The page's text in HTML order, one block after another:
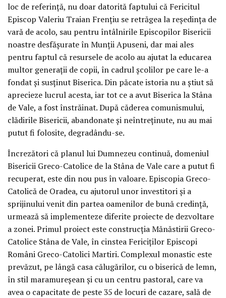
loc de referință, nu doar datorită faptului că Fericitul
Episcop Valeriu Traian Frențiu se retrăgea la reședința de
vară de acolo, sau pentru întâlnirile Episcopilor Bisericii
noastre desfășurate în Munții Apuseni, dar mai ales
pentru faptul că resursele de acolo au ajutat la educarea
multor generații de copii, în cadrul școlilor pe care le-a
fondat și susținut Biserica. Din păcate istoria nu a știut să
aprecieze lucrul acesta, iar tot ce a avut Biserica la Stâna
de Vale, a fost înstrăinat. După căderea comunismului,
clădirile Bisericii, abandonate și neîntreținute, nu au mai
putut fi folosite, degradându-se.
Încrezători că planul lui Dumnezeu continuă, domeniul
Bisericii Greco-Catolice de la Stâna de Vale care a putut fi
recuperat, este din nou pus în valoare. Episcopia Greco-
Catolică de Oradea, cu ajutorul unor investitori și a
sprijinului venit din partea oamenilor de bună credință,
urmează să implementeze diferite proiecte de dezvoltare
a zonei. Primul proiect este construcția Mănăstirii Greco-
Catolice Stâna de Vale, în cinstea Fericiților Episcopi
Români Greco-Catolici Martiri. Complexul monastic este
prevăzut, pe lângă casa călugărilor, cu o biserică de lemn,
în stil maramureșean și cu un centru pastoral, care va
avea o capacitate de peste 35 de locuri de cazare, sală de